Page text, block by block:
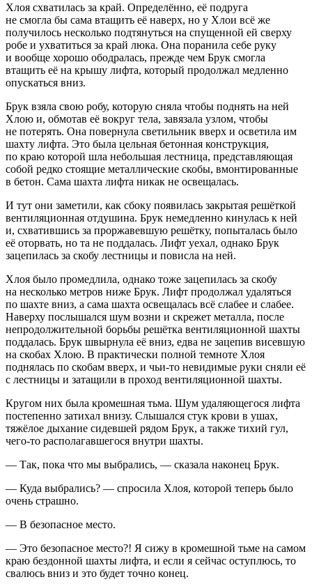
Хлоя схватилась за край. Определённо, её подруга
не смогла бы сама втащить её наверх, но у Хлои всё же
получилось несколько подтянуться на спущенной ей сверху
робе и ухватиться за край люка. Она поранила себе руку
и вообще хорошо ободралась, прежде чем Брук смогла
втащить её на крышу лифта, который продолжал медленно
опускаться вниз.
Брук взяла свою робу, которую сняла чтобы поднять на ней
Хлою и, обмотав её вокруг тела, завязала узлом, чтобы
не потерять. Она повернула светильник вверх и осветила им
шахту лифта. Это была цельная бетонная конструкция,
по краю которой шла небольшая лестница, представляющая
собой редко стоящие металлические скобы, вмонтированные
в бетон. Сама шахта лифта никак не освещалась.
И тут они заметили, как сбоку появилась закрытая решёткой
вентиляционная отдушина. Брук немедленно кинулась к ней
и, схватившись за проржавевшую решётку, попыталась было
её оторвать, но та не поддалась. Лифт уехал, однако Брук
зацепилась за скобу лестницы и повисла на ней.
Хлоя было промедлила, однако тоже зацепилась за скобу
на несколько метров ниже Брук. Лифт продолжал удаляться
по шахте вниз, а сама шахта освещалась всё слабее и слабее.
Наверху послышался шум возни и скрежет металла, после
непродолжительной борьбы решётка вентиляционной шахты
поддалась. Брук швырнула её вниз, едва не зацепив висевшую
на скобах Хлою. В практически полной темноте Хлоя
поднялась по скобам вверх, и чьи-то невидимые руки сняли её
с лестницы и затащили в проход вентиляционной шахты.
Кругом них была кромешная тьма. Шум удаляющегося лифта
постепенно затихал внизу. Слышался стук крови в ушах,
тяжёлое дыхание сидевшей рядом Брук, а также тихий гул,
чего-то располагавшегося внутри шахты.
— Так, пока что мы выбрались, — сказала наконец Брук.
— Куда выбрались? — спросила Хлоя, которой теперь было
очень страшно.
— В безопасное место.
— Это безопасное место?! Я сижу в кромешной тьме на самом
краю бездонной шахты лифта, и если я сейчас оступлюсь, то
свалюсь вниз и это будет точно конец.